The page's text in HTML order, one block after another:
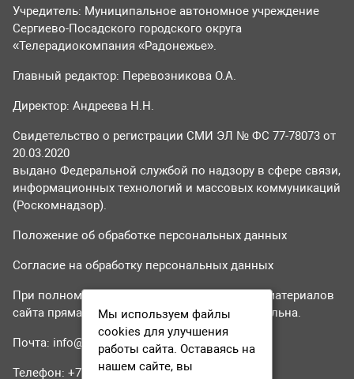
Учредитель: Муниципальное автономное учреждение
Сергиево-Посадского городского округа
«Телерадиокомпания «Радонежье».
Главный редактор: Перевозникова О.А.
Директор: Андреева Н.Н.
Свидетельство о регистрации СМИ ЭЛ № ФС 77-78073 от
20.03.2020
выдано Федеральной службой по надзору в сфере связи,
информационных технологий и массовых коммуникаций
(Роскомнадзор).
Положение об обработке персональных данных
Согласие на обработку персональных данных
При полном или частичном использовании материалов
сайта прямая гиперссылка на tvr24.tv обязательна.
Почта: info@tvr24.tv
Телефон: +7 (496) 551-04-95
Мы используем файлы
cookies для улучшения
работы сайта. Оставаясь на
нашем сайте, вы